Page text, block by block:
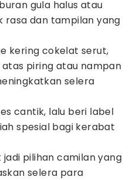
gula halus atau
dan tampilan yang
kering cokelat serut,
piring atau nampan
selera
cantik, lalu beri label
spesial bagi kerabat
pilihan camilan yang
selera para